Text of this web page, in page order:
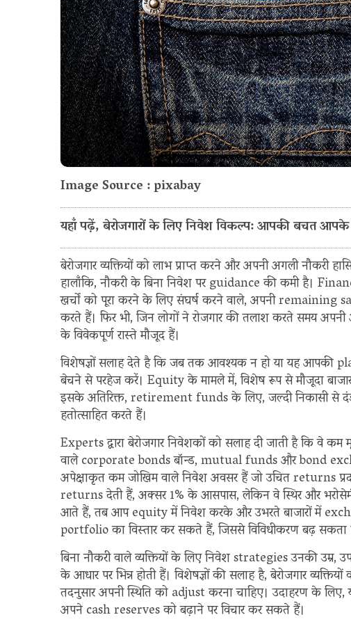
Image Source : pixabay
यहाँ पढ़ें, बेरोजगारों के लिए निवेश विकल्प: आपकी बचत
बेरोजगार व्यक्तियों को लाभ प्राप्त करने और अपनी अगली
हालाँकि, नौकरी के बिना निवेश पर guidance की कमी है।
खर्चों को पूरा करने के लिए संघर्ष करने वाले, अपनी remaining
करते हैं। फिर भी, जिन लोगों ने रोजगार की तलाश करते समय
के विवेकपूर्ण रास्ते मौजूद हैं।
विशेषज्ञों सलाह देते है कि जब तक आवश्यक न हो या यह आपकी
बेचने से परहेज करें। Equity के मामले में, विशेष रूप से मौजूदा
इसके अतिरिक्त, retirement funds के लिए, जल्दी निकासी
हतोत्साहित करते हैं।
Experts द्वारा बेरोजगार निवेशकों को सलाह दी जाती है कि वे
वाले corporate bonds बॉन्ड, mutual funds और bond
अपेक्षाकृत कम जोखिम वाले निवेश अवसर हैं जो उचित returns
returns देती हैं, अक्सर 1% के आसपास, लेकिन वे स्थिर और
आते हैं, तब आप equity में निवेश करके और उभरते बाजारों में
portfolio का विस्तार कर सकते हैं, जिससे विविधीकरण बढ़ सकता
बिना नौकरी वाले व्यक्तियों के लिए निवेश strategies उनकी उम्र,
के आधार पर भिन्न होती हैं। विशेषज्ञों की सलाह है, बेरोजगार
तदनुसार अपनी स्थिति को adjust करना चाहिए। उदाहरण के
अपने cash reserves को बढ़ाने पर विचार कर सकते हैं।